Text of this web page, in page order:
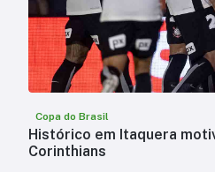
Copa do Brasil
Histórico em Itaquera
Corinthians